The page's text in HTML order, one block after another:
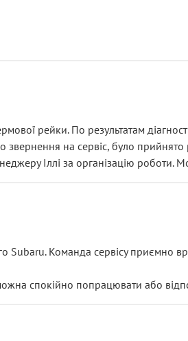
рейки. По результатам
звернення на сервіс, було
Іллі за організацію роботи.
Команда сервісу приємно
спокійно попрацювати або